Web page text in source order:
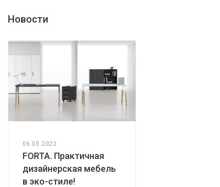
Новости
06.05.2022
FORTA. Практичная
дизайнерская мебель
в эко-стиле!